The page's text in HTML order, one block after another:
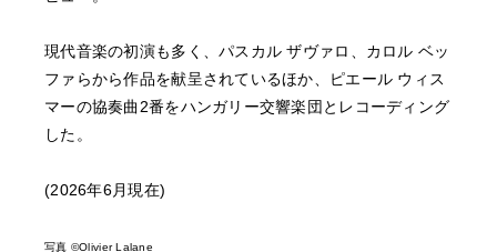
現代音楽の初演も多く、パスカル ザヴァロ、カロル ベッ
ファらから作品を献呈されているほか、ピエール ウィス
マーの協奏曲2番をハンガリー交響楽団とレコーディング
した。
(2026年6月現在)
写真 ©Olivier Lalane